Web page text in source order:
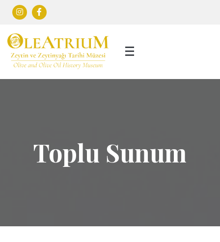
Toplu Sunum